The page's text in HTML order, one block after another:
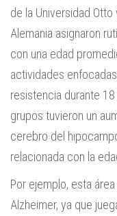
de la Universidad
Alemania asignaron
con una edad
actividades
resistencia durante
grupos tuvieron un
cerebro del
relacionada con la
Por ejemplo, esta
Alzheimer, ya que